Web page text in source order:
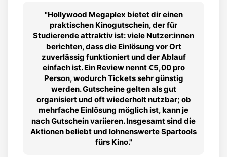
Hollywood Megaplex bietet dir einen
praktischen Kinogutschein, der für
Studierende attraktiv ist: viele Nutzer:innen
berichten, dass die Einlösung vor Ort
zuverlässig funktioniert und der Ablauf
einfach ist. Ein Review nennt €5,00 pro
Person, wodurch Tickets sehr günstig
werden. Gutscheine gelten als gut
organisiert und oft wiederholt nutzbar; ob
mehrfache Einlösung möglich ist, kann je
nach Gutschein variieren. Insgesamt sind die
Aktionen beliebt und lohnenswerte Spartools
fürs Kino.